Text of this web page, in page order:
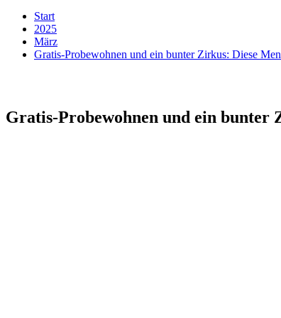
Start
2025
März
Gratis-Probewohnen und ein bunter Zirkus: Diese
Gratis-Probewohnen und ein bunter